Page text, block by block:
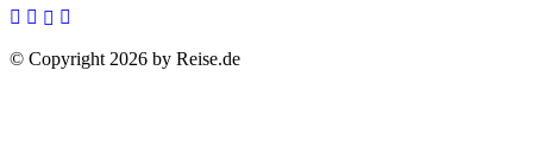
© Copyright 2026 by Reise.de